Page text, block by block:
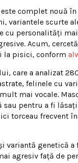
este complet nouă
variantele scurte
cu personalități
Acum,
la pisici, conform
care a analizat
felinele cu
mai vocale.
sau pentru a fi
torceau frecvent
variantă genetică
agresiv față de